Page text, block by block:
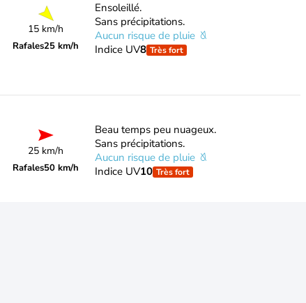
15 km/h
Rafales25 km/h
Ensoleillé.
Sans précipitations.
Aucun risque de pluie
Indice UV8 Très fort
25 km/h
Rafales50 km/h
Beau temps peu nuageux.
Sans précipitations.
Aucun risque de pluie
Indice UV10 Très fort